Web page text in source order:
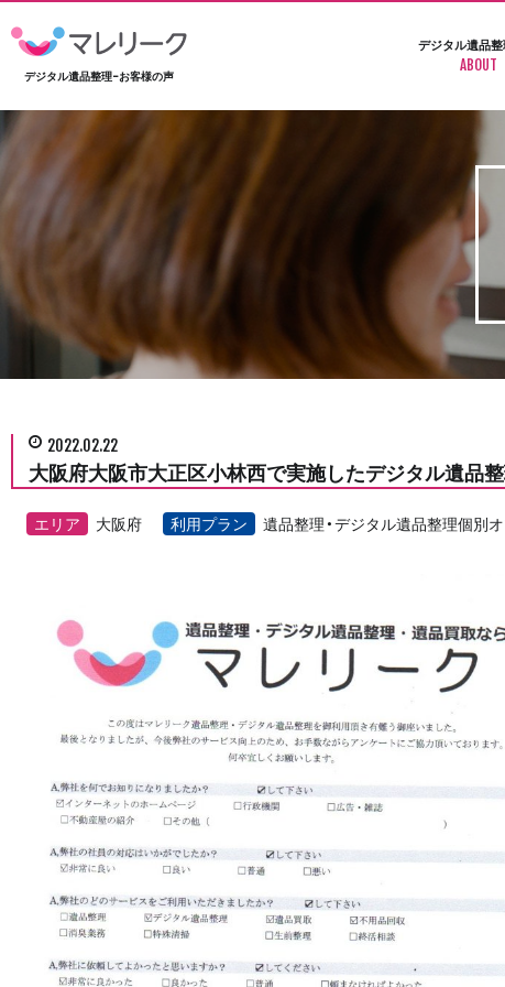
デジタル遺品整理-お客様の声
デジタル遺品
ABOUT
2022.02.22
大阪府大阪市大正区小林西で実施したデジタル遺品
エリア 大阪府 利用プラン 遺品整理・デジタル遺品整理個別